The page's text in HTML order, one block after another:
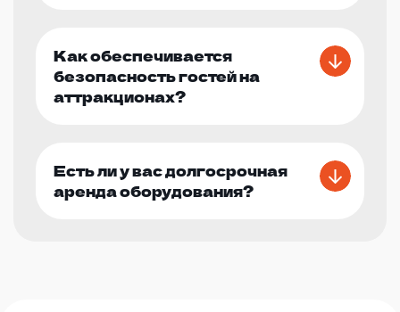
Как обеспечивается
безопасность гостей на
аттракционах?
Есть ли у вас долгосрочная
аренда оборудования?